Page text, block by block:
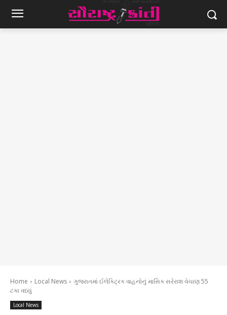
Home Local News
ગુજરાતમાં ઈલેક્ટ્રિક વાહનોનું માસિક સરેરાશ વેચાણ 55
ટકા વધ્યું
Local News